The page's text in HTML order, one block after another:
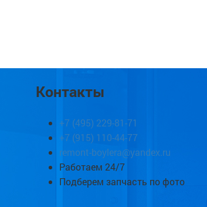
Контакты
+7 (495) 229-81-71
+7 (915) 110-44-77
remont-boylera@yandex.ru
Работаем 24/7
Подберем запчасть по фото